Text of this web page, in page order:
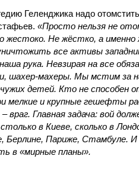
Геленджика надо
«Просто нельзя не
жестоко. Не жёстко, а
все активы
рука. Невзирая на все
шахер-махеры. Мы мстим за
детей. Кто не способен
мелкие и крупные гешефты
враг. Главная задача: вой
в Киеве, сколько в
Берлине, Париже, Стамбуле. И
в «мирные планы».